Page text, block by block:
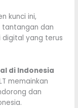
kunci ini,
tantangan dan
yang terus
di Indonesia
memainkan
dan